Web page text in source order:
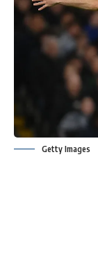
Getty Images